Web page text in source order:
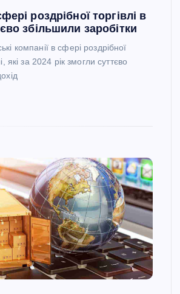
роздрібної торгівлі в
збільшили заробітки
компанії в сфері роздрібної
які за 2024 рік змогли суттєво